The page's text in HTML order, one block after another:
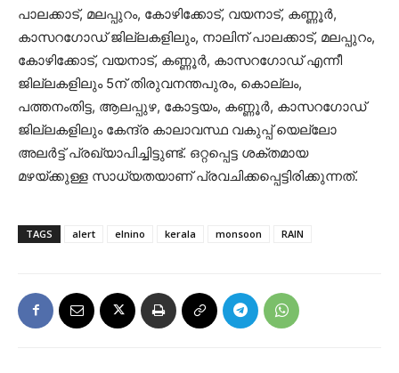
പാലക്കാട്, മലപ്പുറം, കോഴിക്കോട്, വയനാട്, കണ്ണൂർ,
കാസറഗോഡ് ജില്ലകളിലും, നാലിന് പാലക്കാട്, മലപ്പുറം,
കോഴിക്കോട്, വയനാട്, കണ്ണൂർ, കാസറഗോഡ് എന്നീ
ജില്ലകളിലും 5ന് തിരുവനന്തപുരം, കൊല്ലം,
പത്തനംതിട്ട, ആലപ്പുഴ, കോട്ടയം, കണ്ണൂർ, കാസറഗോഡ്
ജില്ലകളിലും കേന്ദ്ര കാലാവസ്ഥ വകുപ്പ് യെല്ലോ
അലർട്ട് പ്രഖ്യാപിച്ചിട്ടുണ്ട്. ഒറ്റപ്പെട്ട ശക്തമായ
മഴയ്ക്കുള്ള സാധ്യതയാണ് പ്രവചിക്കപ്പെട്ടിരിക്കുന്നത്.
TAGS alert elnino kerala monsoon RAIN